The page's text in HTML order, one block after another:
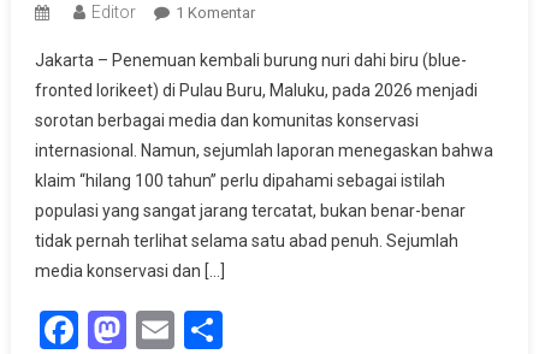
Editor 1 KomentarPada
Dahi
Biru
Ditemukan
Kembali
Di
Pegunungan
Buru
Jakarta – Penemuan kembali burung nuri dahi biru (blue-
fronted lorikeet) di Pulau Buru, Maluku, pada 2026 menjadi
sorotan berbagai media dan komunitas konservasi
internasional. Namun, sejumlah laporan menegaskan bahwa
klaim “hilang 100 tahun” perlu dipahami sebagai istilah
populasi yang sangat jarang tercatat, bukan benar-benar
tidak pernah terlihat selama satu abad penuh. Sejumlah
media konservasi dan […]
Facebook
Mastodon
EmailShare